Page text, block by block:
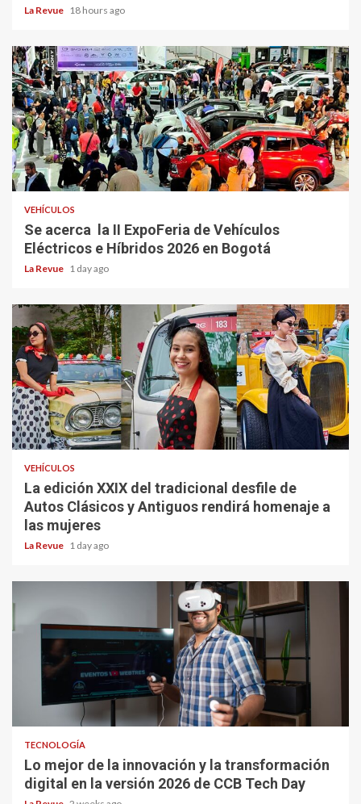
La Revue 18 hours ago
VEHÍCULOS
Se acerca la II ExpoFeria de Vehículos
Eléctricos e Híbridos 2026 en Bogotá
La Revue 1 day ago
VEHÍCULOS
La edición XXIX del tradicional desfile de
Autos Clásicos y Antiguos rendirá homenaje a
las mujeres
La Revue 1 day ago
TECNOLOGÍA
Lo mejor de la innovación y la transformación
digital en la versión 2026 de CCB Tech Day